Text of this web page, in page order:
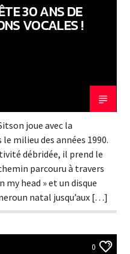
30 ANS DE
VOCALES !
joue avec la
milieu des années 1990.
débridée, il prend le
parcouru à travers
head » et un disque
natal jusqu’aux […]
0